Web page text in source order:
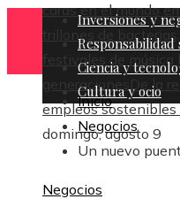
caras en el mundo
trillones de
festivales de música
generaciones
De la
empleos
domingo, agosto 9
Inversiones y
Responsabilidad
Ciencia y
Cultura y ocio
Inicio
Negocios
Un nuevo
Negocios